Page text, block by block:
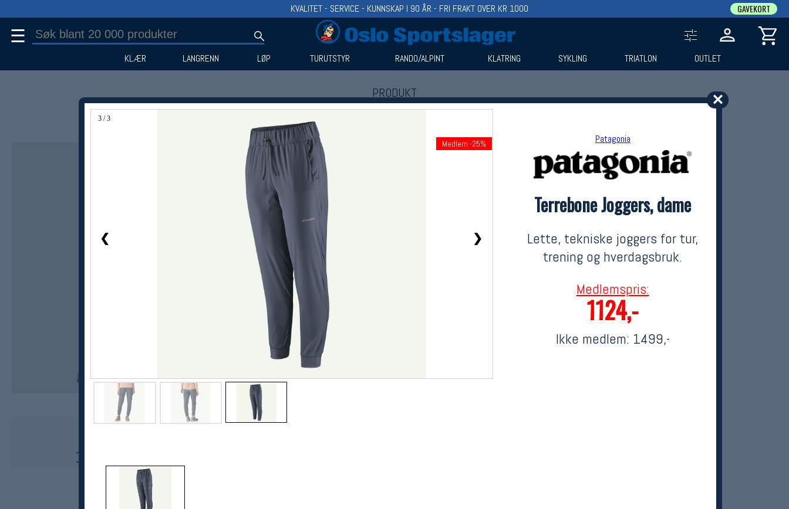
✕
3 / 3
❮ ❯
Medlem -25% Patagonia
Terrebone Joggers, dame
Lette, tekniske joggers for tur,
trening og hverdagsbruk.
Medlemspris:
1124,-
Ikke medlem: 1499,-
KVALITET - SERVICE - KUNNSKAP I 90 ÅR - FRI FRAKT OVER KR 1000 GAVEKORT
☰
KLÆR LANGRENN LØP TURUTSTYR RANDO/ALPINT KLATRING SYKLING TRIATLON OUTLET
PRODUKT
Produkter (1)
Medlem -25%
Patagonia
1499,-